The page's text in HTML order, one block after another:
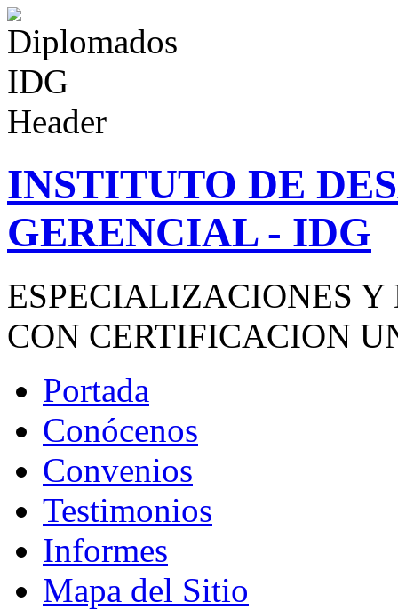
INSTITUTO DE
GERENCIAL - IDG
ESPECIALIZACIONES
CON CERTIFICACION
Portada
Conócenos
Convenios
Testimonios
Informes
Mapa del Sitio